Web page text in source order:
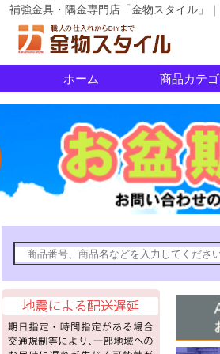
補強金具・隅金専門店「金物スタイル」
ホーム 商品カテ